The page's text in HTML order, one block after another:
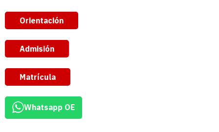
Orientación
Admisión
Matrícula
Whatsapp OE